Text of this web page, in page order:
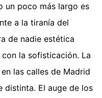
un poco más largo es
a la tiranía del
de nadie estética
la sofisticación. La
las calles de Madrid
distinta. El auge de los